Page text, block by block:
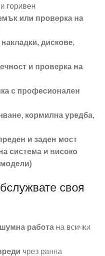
горивен
или проверка на
дискове,
и проверка на
с професионален
кормилна уредба,
и заден мост
система и високо
своя
работа на всички
чрез ранна